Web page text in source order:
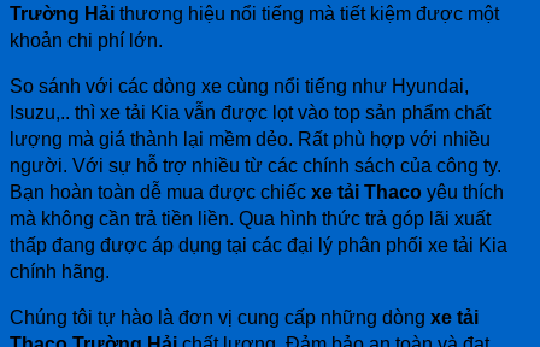
Trường Hải thương hiệu nổi tiếng mà tiết kiệm được một
khoản chi phí lớn.
So sánh với các dòng xe cùng nổi tiếng như Hyundai,
Isuzu,.. thì xe tải Kia vẫn được lọt vào top sản phẩm chất
lượng mà giá thành lại mềm dẻo. Rất phù hợp với nhiều
người. Với sự hỗ trợ nhiều từ các chính sách của công ty.
Bạn hoàn toàn dễ mua được chiếc xe tải Thaco yêu thích
mà không cần trả tiền liền. Qua hình thức trả góp lãi xuất
thấp đang được áp dụng tại các đại lý phân phối xe tải Kia
chính hãng.
Chúng tôi tự hào là đơn vị cung cấp những dòng xe tải